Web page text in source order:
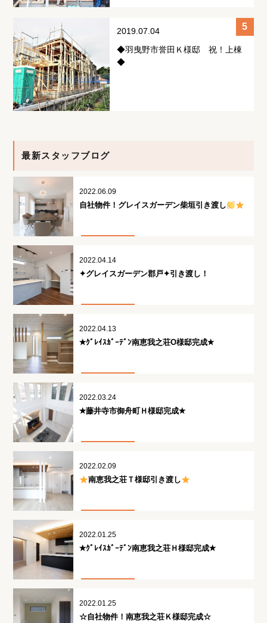
2019.07.04
◆羽曳野市誉田Ｋ様邸 祝！上棟
◆
最新スタッフブログ
2022.06.09
自社物件！グレイスガーデン柴垣引き渡し
2022.04.14
✦グレイスガーデン郡戸✦引き渡し！
2022.04.13
✭ｸﾞﾚｲｽｶﾞｰﾃﾞﾝ南恵我之荘O様邸完成✭
2022.03.24
✭藤井寺市御舟町Ｈ様邸完成✭
2022.02.09
南恵我之荘Ｔ様邸引き渡し
2022.01.25
✭ｸﾞﾚｲｽｶﾞｰﾃﾞﾝ南恵我之荘Ｈ様邸完成✭
2022.01.25
☆自社物件！南恵我之荘Ｋ様邸完成☆